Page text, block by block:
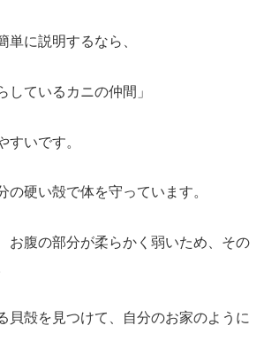
単に説明するなら、
しているカニの仲間」
すいです。
の硬い殻で体を守っています。
お腹の部分が柔らかく弱いため、その
貝殻を見つけて、自分のお家のように